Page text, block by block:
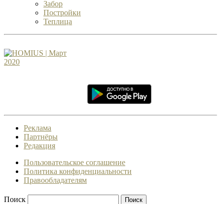
Забор
Постройки
Теплица
Реклама
Партнёры
Редакция
Пользовательское соглашение
Политика конфиденциальности
Правообладателям
Поиск